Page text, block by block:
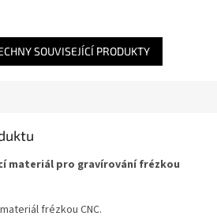
SOUVISEJÍCÍ PRODUKTY
materiál pro gravírování frézkou
frézkou CNC.